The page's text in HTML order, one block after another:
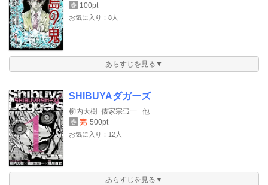
巻 100pt
お気に入り：8人
あらすじを見る▼
SHIBUYAダガーズ
柳内大樹 俵家宗弖一 他
巻 完 500pt
お気に入り：12人
あらすじを見る▼